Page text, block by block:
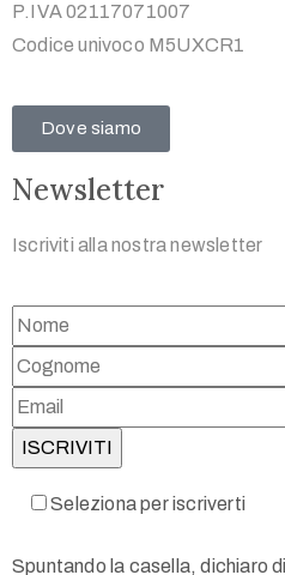
P.IVA 02117071007
Codice univoco M5UXCR1
Dove siamo
Newsletter
Iscriviti alla nostra newsletter
Seleziona per iscriverti
Spuntando la casella, dichiaro